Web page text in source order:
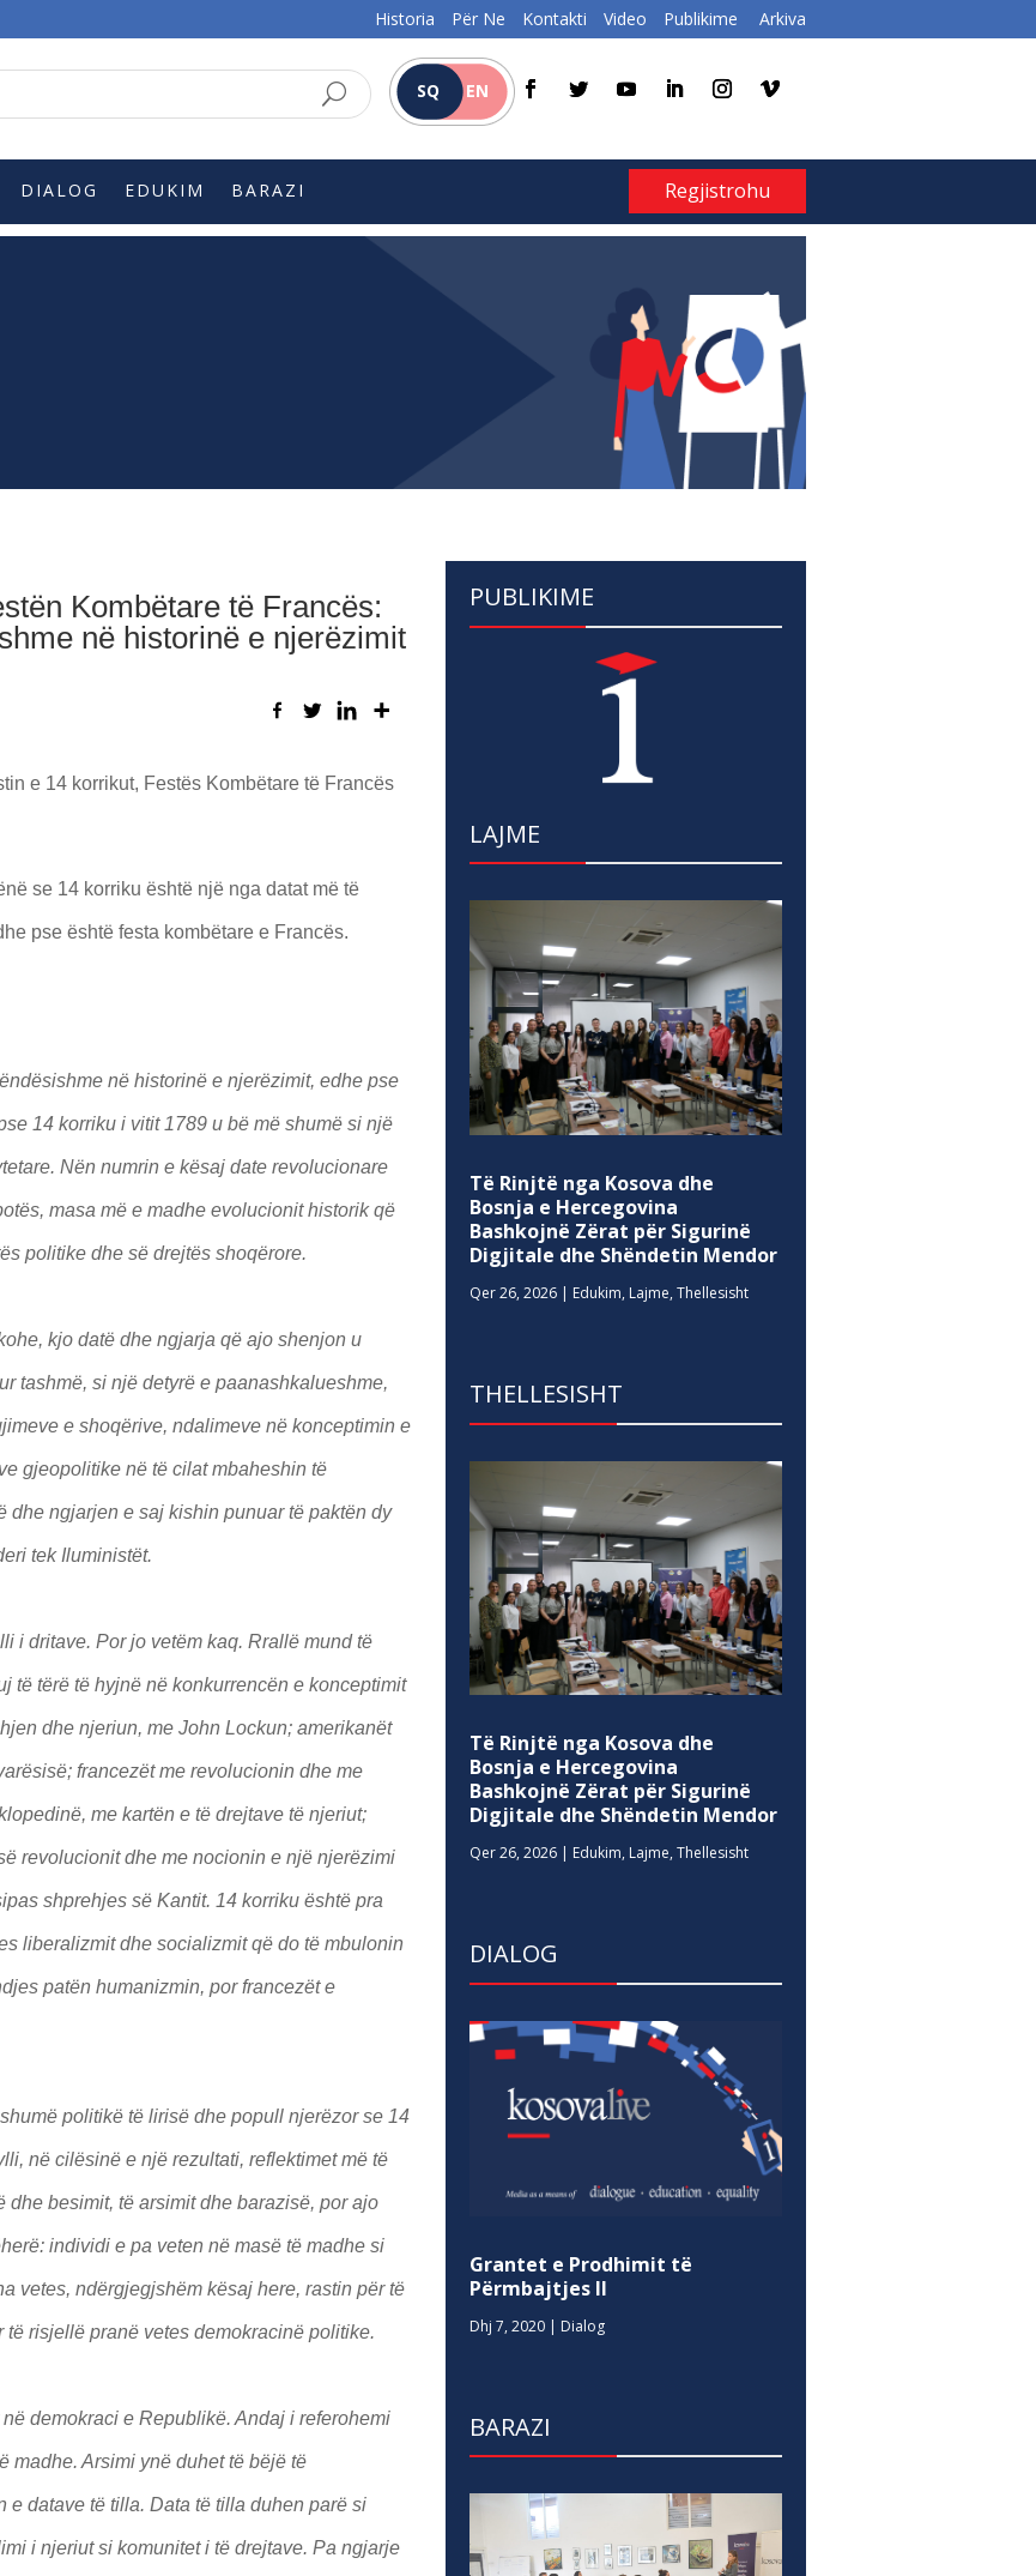
Historia Për Ne Kontakti Video Publikime Arkiva
SQ EN
DIALOG EDUKIM BARAZI Regjistrohu
Kombëtare të Francës:
në historinë e njerëzimit
e 14 korrikut, Festës Kombëtare të Francës
se 14 korriku është një nga datat më të
pse është festa kombëtare e Francës.
në historinë e njerëzimit, edhe pse
14 korriku i vitit 1789 u bë më shumë si një
Nën numrin e kësaj date revolucionare
masa më e madhe evolucionit historik që
politike dhe së drejtës shoqërore.
kjo datë dhe ngjarja që ajo shenjon u
tashmë, si një detyrë e paanashkalueshme,
e shoqërive, ndalimeve në konceptimin e
gjeopolitike në të cilat mbaheshin të
dhe ngjarjen e saj kishin punuar të paktën dy
tek Iluministët.
i dritave. Por jo vetëm kaq. Rrallë mund të
të tërë të hyjnë në konkurrencën e konceptimit
dhe njeriun, me John Lockun; amerikanët
francezët me revolucionin dhe me
me kartën e të drejtave të njeriut;
revolucionit dhe me nocionin e një njerëzimi
shprehjes së Kantit. 14 korriku është pra
liberalizmit dhe socializmit që do të mbulonin
patën humanizmin, por francezët e
politikë të lirisë dhe popull njerëzor se 14
në cilësinë e një rezultati, reflektimet më të
dhe besimit, të arsimit dhe barazisë, por ajo
individi e pa veten në masë të madhe si
vetes, ndërgjegjshëm kësaj here, rastin për të
risjellë pranë vetes demokracinë politike.
demokraci e Republikë. Andaj i referohemi
madhe. Arsimi ynë duhet të bëjë të
e datave të tilla. Data të tilla duhen parë si
i njeriut si komunitet i të drejtave. Pa ngjarje
PUBLIKIME
LAJME
Të Rinjtë nga Kosova dhe
Bosnja e Hercegovina
Bashkojnë Zërat për Sigurinë
Digjitale dhe Shëndetin Mendor
Qer 26, 2026 | Edukim, Lajme,Thellesisht
THELLESISHT
Të Rinjtë nga Kosova dhe
Bosnja e Hercegovina
Bashkojnë Zërat për Sigurinë
Digjitale dhe Shëndetin Mendor
Qer 26, 2026 | Edukim, Lajme,Thellesisht
DIALOG
Grantet e Prodhimit të
Përmbajtjes II
Dhj 7, 2020 | Dialog
BARAZI